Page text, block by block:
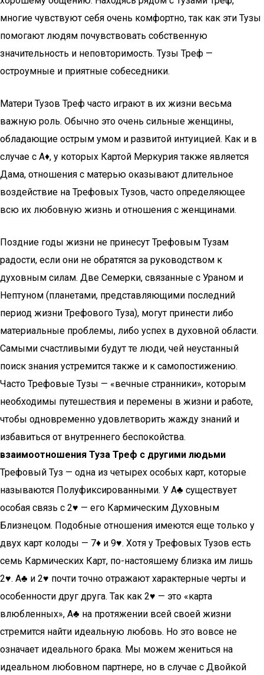
многие чувствуют себя очень комфортно, так как эти Тузы
помогают людям почувствовать собственную
значительность и неповторимость. Тузы Треф —
остроумные и приятные собеседники.
Матери Тузов Треф часто играют в их жизни весьма
важную роль. Обычно это очень сильные женщины,
обладающие острым умом и развитой интуицией. Как и в
случае с А♦, у которых Картой Меркурия также является
Дама, отношения с матерью оказывают длительное
воздействие на Трефовых Тузов, часто определяющее
всю их любовную жизнь и отношения с женщинами.
Поздние годы жизни не принесут Трефовым Тузам
радости, если они не обратятся за руководством к
духовным силам. Две Семерки, связанные с Ураном и
Нептуном (планетами, представляющими последний
период жизни Трефового Туза), могут принести либо
материальные проблемы, либо успех в духовной области.
Самыми счастливыми будут те люди, чей неустанный
поиск знания устремится также и к самопостижению.
Часто Трефовые Тузы — «вечные странники», которым
необходимы путешествия и перемены в жизни и работе,
чтобы одновременно удовлетворить жажду знаний и
избавиться от внутреннего беспокойства.
взаимоотношения Туза Треф с другими людьми
Трефовый Туз — одна из четырех особых карт, которые
называются Полуфиксированными. У A♣ существует
особая связь с 2♥ — его Кармическим Духовным
Близнецом. Подобные отношения имеются еще только у
двух карт колоды — 7♦ и 9♥. Хотя у Трефовых Тузов есть
семь Кармических Карт, по-настояшему близка им лишь
2♥. A♣ и 2♥ почти точно отражают характерные черты и
особенности друг друга. Так как 2♥ — это «карта
влюбленных», А♣ на протяжении всей своей жизни
стремится найти идеальную любовь. Но это вовсе не
означает идеального брака. Мы можем жениться на
идеальном любовном партнере, но в случае с Двойкой